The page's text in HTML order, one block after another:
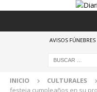
AVISOS FÚNEBRES
INICIO CULTURALES
festeja cumpleaños en su